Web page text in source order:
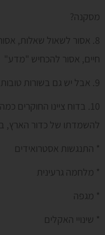
מסקנה?
8. אסור לשאול שאלות,
חיים, אסור להכחיש "מדע"
9. אבל יש גם בשורות טובות
10. בדוח ציינו החוקרים
להשמדתו של כדור הארץ,
* התנגשות אסטרואידים
* מלחמה גרעינית
* מגפה
* שינויי האקלים